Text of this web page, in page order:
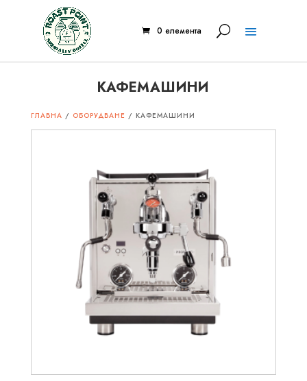
0 елемента
КАФЕМАШИНИ
ГЛАВНА / ОБОРУДВАНЕ / КАФЕМАШИНИ
2704.73